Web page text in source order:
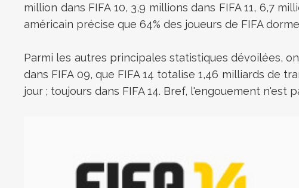
million dans FIFA 10, 3,9 millions dans FIFA 11, 6,7
américain précise que 64% des joueurs de FIFA
Parmi les autres principales statistiques dévoilées,
dans FIFA 09, que FIFA 14 totalise 1,46 milliards de
jour ; toujours dans FIFA 14. Bref, l'engouement n'est